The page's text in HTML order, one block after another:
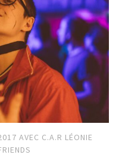
AVEC C.A.R LÉONIE